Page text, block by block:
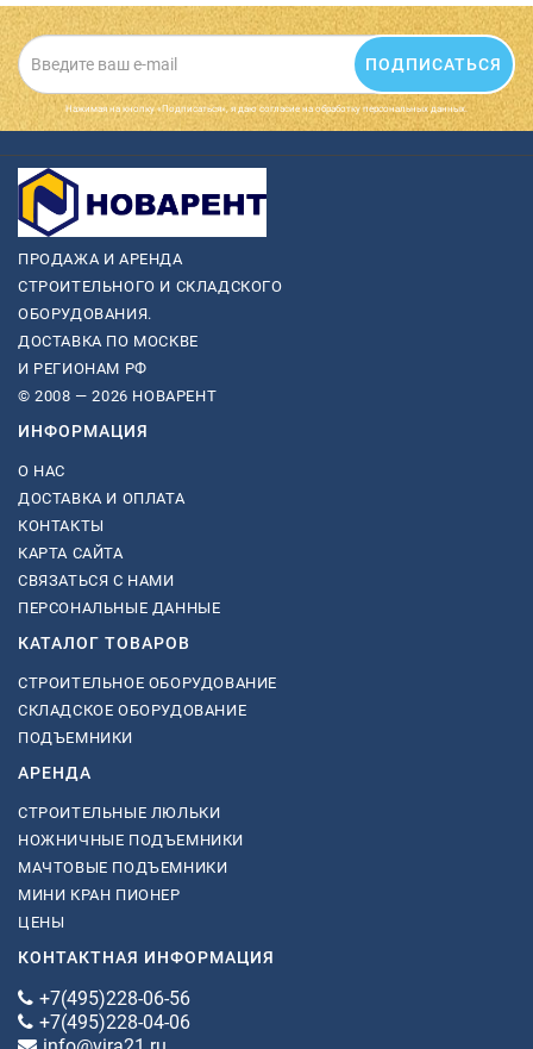
ПОДПИСАТЬСЯ
Нажимая на кнопку «Подписаться», я даю cогласие на обработку персональных данных.
ПРОДАЖА И АРЕНДА
СТРОИТЕЛЬНОГО И СКЛАДСКОГО
ОБОРУДОВАНИЯ.
ДОСТАВКА ПО МОСКВЕ
И РЕГИОНАМ РФ
© 2008 — 2026 НОВАРЕНТ
ИНФОРМАЦИЯ
О НАС
ДОСТАВКА И ОПЛАТА
КОНТАКТЫ
КАРТА САЙТА
СВЯЗАТЬСЯ С НАМИ
ПЕРСОНАЛЬНЫЕ ДАННЫЕ
КАТАЛОГ ТОВАРОВ
СТРОИТЕЛЬНОЕ ОБОРУДОВАНИЕ
СКЛАДСКОЕ ОБОРУДОВАНИЕ
ПОДЪЕМНИКИ
АРЕНДА
СТРОИТЕЛЬНЫЕ ЛЮЛЬКИ
НОЖНИЧНЫЕ ПОДЪЕМНИКИ
МАЧТОВЫЕ ПОДЪЕМНИКИ
МИНИ КРАН ПИОНЕР
ЦЕНЫ
КОНТАКТНАЯ ИНФОРМАЦИЯ
+7(495)228-06-56
+7(495)228-04-06